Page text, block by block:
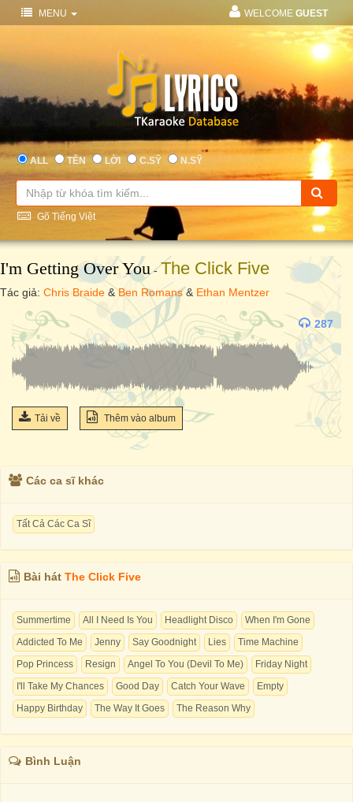
MENU WELCOME GUEST
ALL TÊN LỜI C.SỸ N.SỸ
Gõ Tiếng Việt
I'm Getting Over You-The Click Five
Tác giả: Chris Braide &Ben Romans& Ethan Mentzer
287
Tải về Thêm vào album
Các ca sĩ khác
Tất Cả Các Ca Sĩ
Bài hát The Click Five
Summertime All I Need Is You Headlight Disco
When I'm Gone
Addicted To Me
Jenny Say Goodnight Lies
Time Machine
Pop Princess
Resign Angel To You (Devil To Me)
Friday Night
I'll Take My Chances
Good Day Catch Your Wave
Empty
Happy Birthday
The Way It Goes The Reason Why
Bình Luận